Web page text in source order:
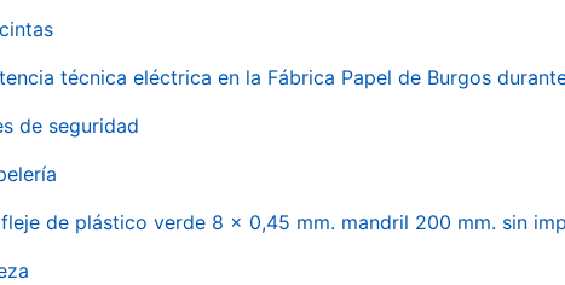
técnica eléctrica en la Fábrica Papel de Burgos
de seguridad
de plástico verde 8 x 0,45 mm. mandril 200 mm. sin